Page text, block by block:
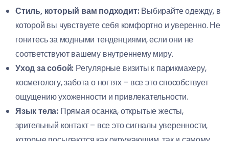
Стиль, который вам подходит:Выбирайте одежду, в
которой вы чувствуете себя комфортно и уверенно. Не
гонитесь за модными тенденциями, если они не
соответствуют вашему внутреннему миру.
Уход за собой: Регулярные визиты к парикмахеру,
косметологу, забота о ногтях – все это способствует
ощущению ухоженности и привлекательности.
Язык тела: Прямая осанка, открытые жесты,
зрительный контакт – все это сигналы уверенности,